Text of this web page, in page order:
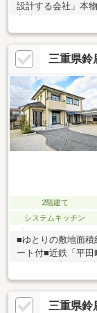
設計する会社」本
が期待できます
１位☆〇複数不動
鹿市の物件すべて
で☆ ■物件のおす
で通勤も通学もラ
ローン事務代行手
三重県鈴
2階建て
システムキッチン
■ゆとりの敷地面
ート付■近鉄「平田
面積は、境界確定
干の差異が生じる
用開始済（建物未
三重県鈴